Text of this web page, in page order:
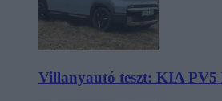
Villanyautó teszt: KIA PV5